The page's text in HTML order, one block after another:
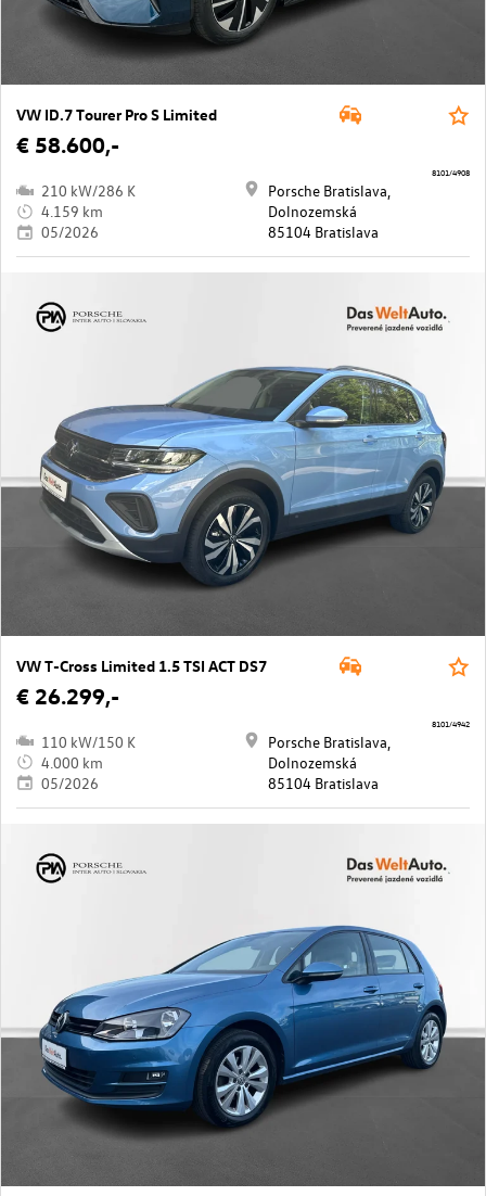
VW ID.7 Tourer Pro S Limited
€ 58.600,-
210 kW/286 K
4.159 km
05/2026
Porsche Bratislava,
Dolnozemská
85104 Bratislava
8101/4908
VW T-Cross Limited 1.5 TSI ACT DS7
€ 26.299,-
110 kW/150 K
4.000 km
05/2026
Porsche Bratislava,
Dolnozemská
85104 Bratislava
8101/4942